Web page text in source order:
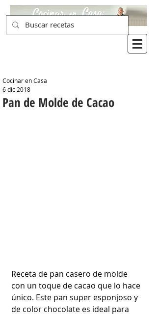
Pan de Molde de Cacao
Cocinar en Casa
6 dic 2018
Receta de pan casero de molde
con un toque de cacao que lo hace
único. Este pan super esponjoso y
de color chocolate es ideal para